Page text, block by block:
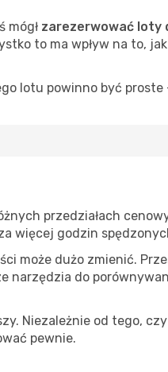
mógł zarezerwować loty
to ma wpływ na to,
lotu powinno być proste
przedziałach
więcej godzin
może dużo zmienić.
narzędzia do
Niezależnie od tego,
pewnie.